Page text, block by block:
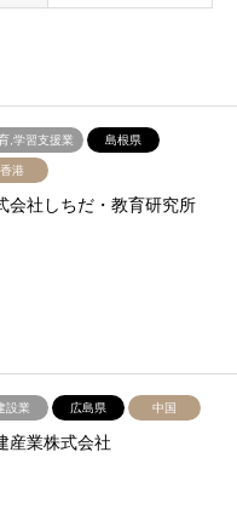
,学習支援業 島根県
香港
会社しちだ・教育研究所
設業 広島県 中国
産業株式会社